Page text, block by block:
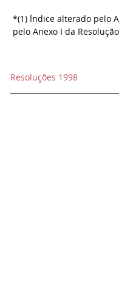
*(1) Índice alterado pelo
pelo Anexo I da
Resoluções 1998